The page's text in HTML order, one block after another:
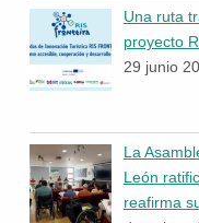
Una ruta
proyecto
29 junio
La
León
reafirma